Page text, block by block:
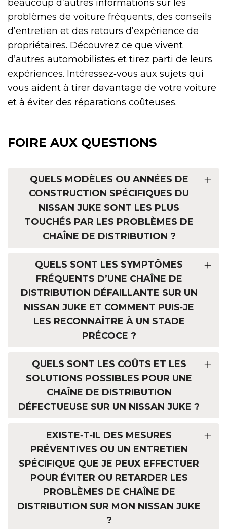
beaucoup d’autres informations sur les
problèmes de voiture fréquents, des conseils
d’entretien et des retours d’expérience de
propriétaires. Découvrez ce que vivent
d’autres automobilistes et tirez parti de leurs
expériences. Intéressez‑vous aux sujets qui
vous aident à tirer davantage de votre voiture
et à éviter des réparations coûteuses.
FOIRE AUX QUESTIONS
QUELS MODÈLES OU ANNÉES DE
CONSTRUCTION SPÉCIFIQUES DU
NISSAN JUKE SONT LES PLUS
TOUCHÉS PAR LES PROBLÈMES DE
CHAÎNE DE DISTRIBUTION ?
QUELS SONT LES SYMPTÔMES
FRÉQUENTS D’UNE CHAÎNE DE
DISTRIBUTION DÉFAILLANTE SUR UN
NISSAN JUKE ET COMMENT PUIS‑JE
LES RECONNAÎTRE À UN STADE
PRÉCOCE ?
QUELS SONT LES COÛTS ET LES
SOLUTIONS POSSIBLES POUR UNE
CHAÎNE DE DISTRIBUTION
DÉFECTUEUSE SUR UN NISSAN JUKE ?
EXISTE‑T‑IL DES MESURES
PRÉVENTIVES OU UN ENTRETIEN
SPÉCIFIQUE QUE JE PEUX EFFECTUER
POUR ÉVITER OU RETARDER LES
PROBLÈMES DE CHAÎNE DE
DISTRIBUTION SUR MON NISSAN JUKE
?